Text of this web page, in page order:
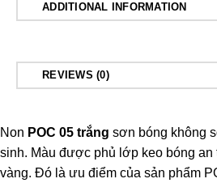
ADDITIONAL INFORMATION
REVIEWS (0)
Non POC 05 trắng sơn bóng không
sinh. Màu được phủ lớp keo bóng an
vàng. Đó là ưu điểm của sản phẩm